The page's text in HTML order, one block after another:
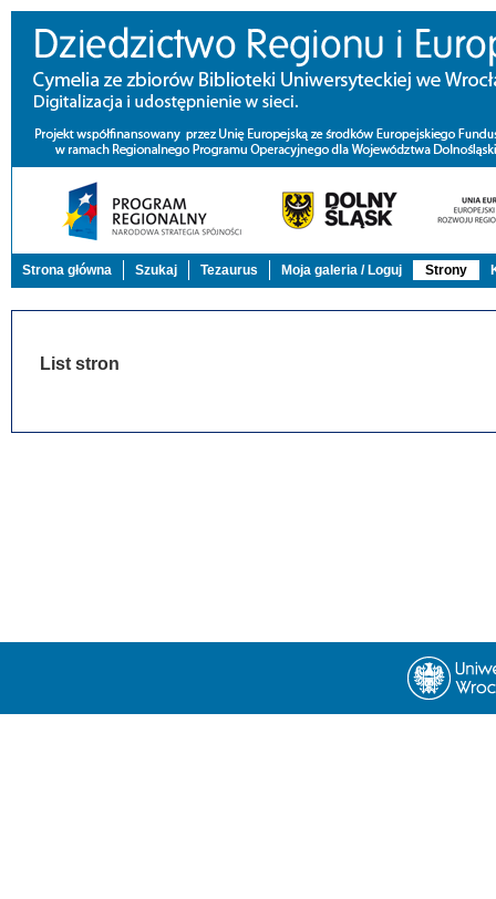
Strona główna Szukaj Tezaurus Moja galeria / Loguj Strony
List stron